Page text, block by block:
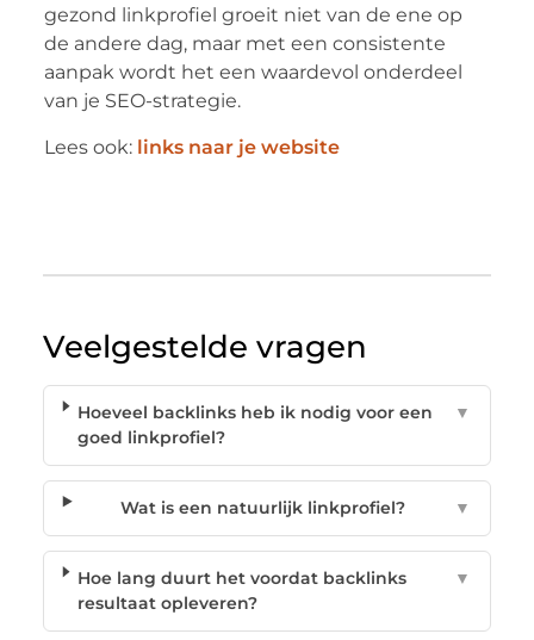
gezond linkprofiel groeit niet van de ene op
de andere dag, maar met een consistente
aanpak wordt het een waardevol onderdeel
van je SEO-strategie.
Lees ook: links naar je website
Veelgestelde vragen
Hoeveel backlinks heb ik nodig voor een
goed linkprofiel?
▼
Wat is een natuurlijk linkprofiel? ▼
Hoe lang duurt het voordat backlinks
resultaat opleveren?
▼